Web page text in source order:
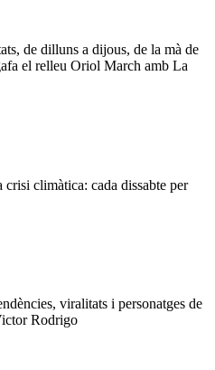
de dilluns a dijous, de la mà de
el relleu Oriol March amb La
climàtica: cada dissabte per
viralitats i personatges de
Rodrigo